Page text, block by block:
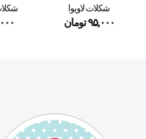
شکلات لاویوا
۹۵,۰۰۰تومان